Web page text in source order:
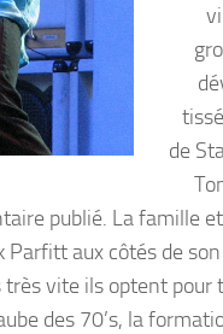
de
publié. La famille
aux côtés de
vite ils optent
des 70’s, la